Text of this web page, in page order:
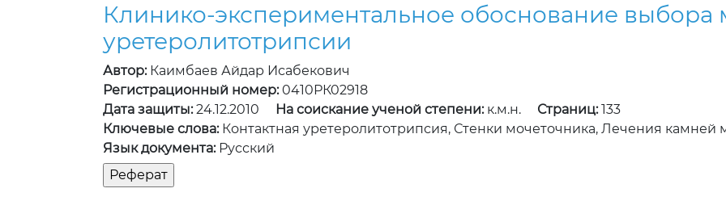
Клинико-экспериментальное обоснование выбора
уретеролитотрипсии
Автор:Каимбаев Айдар Исабекович
Регистрационный номер:0410РК02918
Дата защиты:24.12.2010 На соискание ученой степени:к.м.н. Страниц:133
Ключевые слова:Контактная уретеролитотрипсия, Стенки мочеточника, Лечения камней
Язык документа:Русский